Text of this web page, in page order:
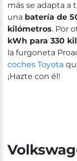
más se adapta a
una batería de
kilómetros. Por
kWh para 330
la furgoneta
coches Toyota
¡Hazte con él!